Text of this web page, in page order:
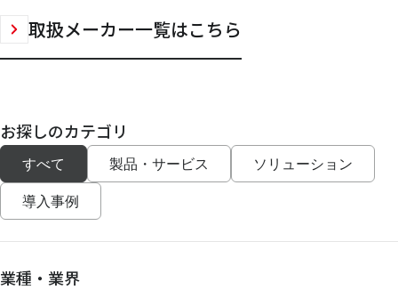
取扱メーカー一覧はこちら
お探しのカテゴリ
すべて 製品・サービス ソリューション
導入事例
業種・業界